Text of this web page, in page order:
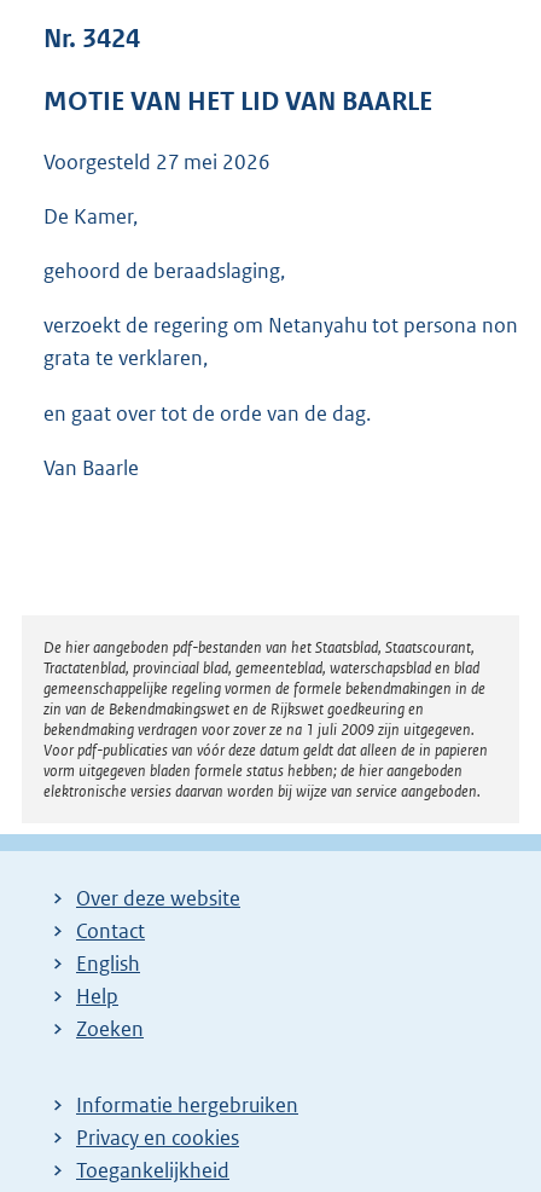
:
Nr. 3424
MOTIE VAN HET LID VAN BAARLE
Voorgesteld 27 mei 2026
De Kamer,
gehoord de beraadslaging,
verzoekt de regering om Netanyahu tot persona non
grata te verklaren,
en gaat over tot de orde van de dag.
Van Baarle
Disclaimer
De hier aangeboden pdf-bestanden van het Staatsblad, Staatscourant,
Tractatenblad, provinciaal blad, gemeenteblad, waterschapsblad en blad
gemeenschappelijke regeling vormen de formele bekendmakingen in de
zin van de Bekendmakingswet en de Rijkswet goedkeuring en
bekendmaking verdragen voor zover ze na 1 juli 2009 zijn uitgegeven.
Voor pdf-publicaties van vóór deze datum geldt dat alleen de in papieren
vorm uitgegeven bladen formele status hebben; de hier aangeboden
elektronische versies daarvan worden bij wijze van service aangeboden.
Over deze website
Contact
English
Help
Zoeken
Informatie hergebruiken
Privacy en cookies
Toegankelijkheid